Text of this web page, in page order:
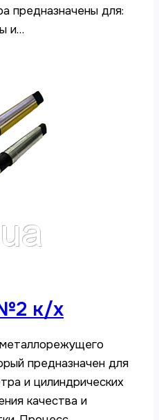
предназначены для:
и…
к/х
предназначен для
и цилиндрических
качества и